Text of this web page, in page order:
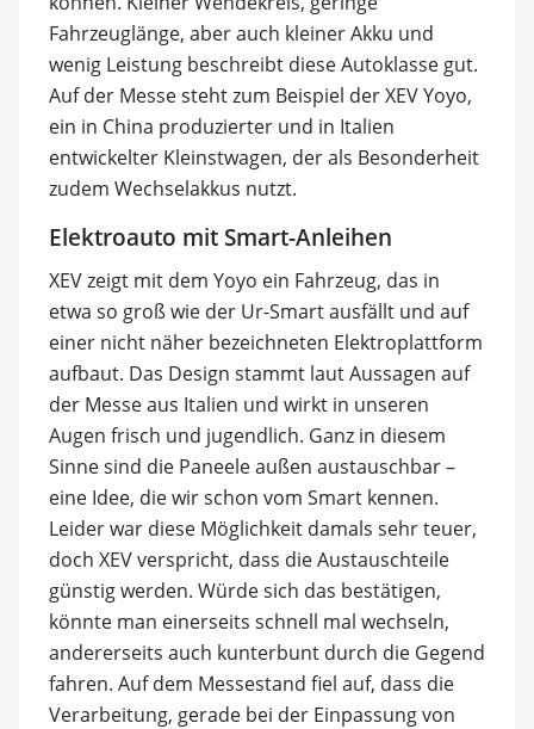
Fahrzeuglänge, aber auch kleiner Akku und
wenig Leistung beschreibt diese Autoklasse gut.
Auf der Messe steht zum Beispiel der XEV Yoyo,
ein in China produzierter und in Italien
entwickelter Kleinstwagen, der als Besonderheit
zudem Wechselakkus nutzt.
Elektroauto mit Smart-Anleihen
XEV zeigt mit dem Yoyo ein Fahrzeug, das in
etwa so groß wie der Ur-Smart ausfällt und auf
einer nicht näher bezeichneten Elektroplattform
aufbaut. Das Design stammt laut Aussagen auf
der Messe aus Italien und wirkt in unseren
Augen frisch und jugendlich. Ganz in diesem
Sinne sind die Paneele außen austauschbar –
eine Idee, die wir schon vom Smart kennen.
Leider war diese Möglichkeit damals sehr teuer,
doch XEV verspricht, dass die Austauschteile
günstig werden. Würde sich das bestätigen,
könnte man einerseits schnell mal wechseln,
andererseits auch kunterbunt durch die Gegend
fahren. Auf dem Messestand fiel auf, dass die
Verarbeitung, gerade bei der Einpassung von